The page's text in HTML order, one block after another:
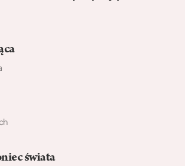
świata